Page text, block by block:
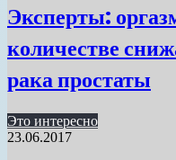
Эксперты:
количестве
рака простаты
Это интересно
23.06.2017